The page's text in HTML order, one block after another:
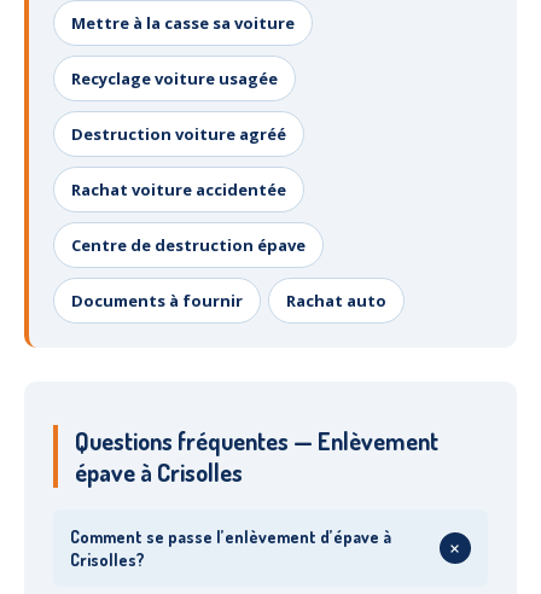
Mettre à la casse sa voiture
Recyclage voiture usagée
Destruction voiture agréé
Rachat voiture accidentée
Centre de destruction épave
Documents à fournir Rachat auto
Questions fréquentes — Enlèvement
épave à Crisolles
Comment se passe l’enlèvement d’épave à
Crisolles?
+